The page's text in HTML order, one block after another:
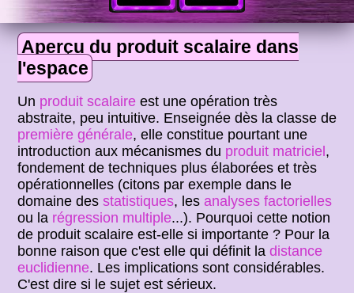
Aperçu du produit scalaire dans
l'espace
Un produit scalaire est une opération très
abstraite, peu intuitive. Enseignée dès la classe de
première générale, elle constitue pourtant une
introduction aux mécanismes du produit matriciel,
fondement de techniques plus élaborées et très
opérationnelles (citons par exemple dans le
domaine desstatistiques, lesanalyses factorielles
ou la régression multiple...). Pourquoi cette notion
de produit scalaire est-elle si importante ? Pour la
bonne raison que c'est elle qui définit ladistance
euclidienne. Les implications sont considérables.
C'est dire si le sujet est sérieux.